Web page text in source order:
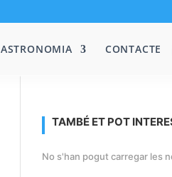
ASTRONOMIA CONTACTE
TAMBÉ ET POT
No s'han pogut carregar les